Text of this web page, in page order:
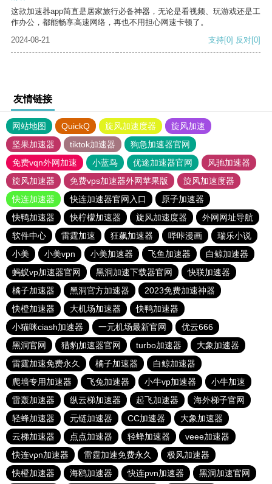
这款加速器app简直是居家旅行必备神器，无论是看视频、玩游戏还是工
作办公，都能畅享高速网络，再也不用担心网速卡顿了。
2024-08-21
支持[0] 反对[0]
友情链接
网站地图 QuickQ 旋风加速度器
旋风加速
坚果加速器
tiktok加速器
狗急加速器官网
免费vqn外网加速
小蓝鸟 优途加速器官网
风驰加速器
旋风加速器
免费vps加速器外网苹果版
旋风加速度器
快连加速器
快连加速器官网入口
原子加速器
快鸭加速器
快柠檬加速器 旋风加速度器
外网网址导航
软件中心
雷霆加速 狂飙加速器 哔咔漫画
瑞乐小说
小美
小美vpn 小美加速器 飞鱼加速器
白鲸加速器
蚂蚁vp加速器官网
黑洞加速下载器官网
快联加速器
橘子加速器
黑洞官方加速器
2023免费加速神器
快橙加速器
大机场加速器
快鸭加速器
小猫咪ciash加速器
一元机场最新官网
优云666
黑洞官网
猎豹加速器官网 turbo加速器
大象加速器
雷霆加速免费永久
橘子加速器
白鲸加速器
爬墙专用加速器
飞兔加速器 小牛vp加速器
小牛加速
雷轰加速器
纵云梯加速器 起飞加速器
海外梯子官网
轻蜂加速器
元链加速器 CC加速器
大象加速器
云梯加速器
点点加速器 轻蜂加速器
veee加速器
快连vρn加速器
雷霆加速免费永久
极风加速器
快橙加速器
海鸥加速器 快连pvn加速器 黑洞加速官网